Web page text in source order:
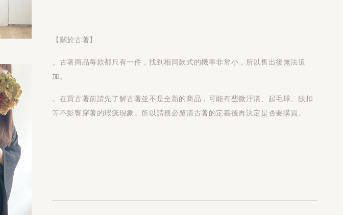
【關於古著】
。古著商品每款都只有一件，找到相同款式的機率非常小，所以售出後無法追
加。
。在買古著前請先了解古著並不是全新的商品，可能有些微汙漬、起毛球、缺扣
等不影響穿著的瑕疵現象。所以請務必釐清古著的定義後再決定是否要購買。